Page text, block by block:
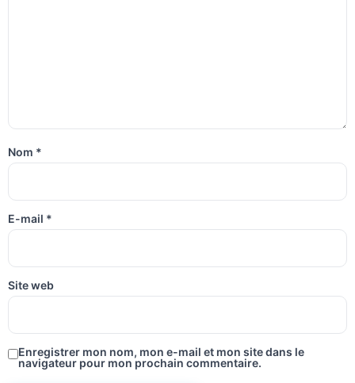
Nom *
E-mail *
Site web
Enregistrer mon nom, mon e-mail et mon site dans le
navigateur pour mon prochain commentaire.